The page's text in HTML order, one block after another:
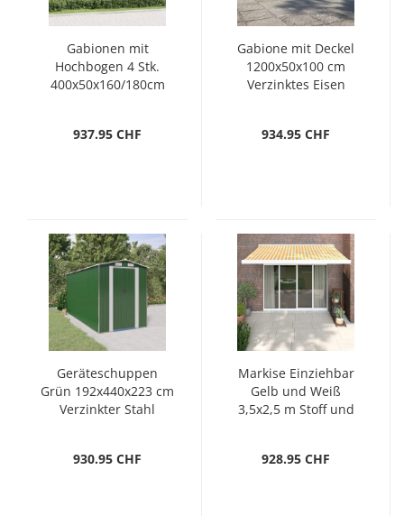
Gabionen mit
Hochbogen 4 Stk.
400x50x160/180cm
937.95 CHF
Gabione mit Deckel
1200x50x100 cm
Verzinktes Eisen
934.95 CHF
Geräteschuppen
Grün 192x440x223 cm
Verzinkter Stahl
930.95 CHF
Markise Einziehbar
Gelb und Weiß
3,5x2,5 m Stoff und
928.95 CHF